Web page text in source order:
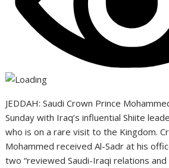
JEDDAH: Saudi Crown Prince
Sunday with Iraq’s influential Shiite
who is on a rare visit to the Kingdom.
Mohammed received Al-Sadr at his
two “reviewed Saudi-Iraqi relations